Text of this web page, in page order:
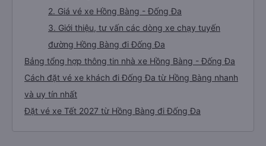
2. Giá vé xe Hồng Bàng - Đống Đa
3. Giới thiệu, tư vấn các dòng xe chạy tuyến
đường Hồng Bàng đi Đống Đa
Bảng tổng hợp thông tin nhà xe Hồng Bàng - Đống Đa
Cách đặt vé xe khách đi Đống Đa từ Hồng Bàng nhanh
và uy tín nhất
Đặt vé xe Tết 2027 từ Hồng Bàng đi Đống Đa